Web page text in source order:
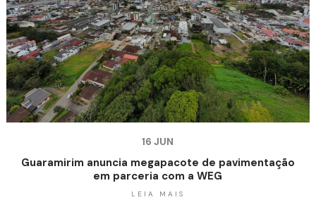
16 JUN
Guaramirim anuncia megapacote de pavimentação
em parceria com a WEG
LEIA MAIS